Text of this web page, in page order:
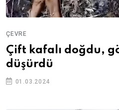
ÇEVRE
Çift kafalı doğdu,
düşürdü
01.03.2024